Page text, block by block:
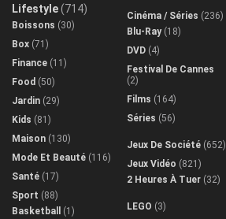
Lifestyle(714)
Boissons (30)
Box (71)
Finance (11)
Food (50)
Jardin (29)
Kids (81)
Maison (130)
Mode Et Beauté (116)
Santé (17)
Sport (88)
Basketball
(1)
Cinéma / Séries (236)
Blu-Ray(18)
DVD (4)
Festival De Cannes
(2)
Films (164)
Séries (56)
Jeux De Société (652)
Jeux Vidéo (821)
2 Heures À Tuer (32)
LEGO (3)